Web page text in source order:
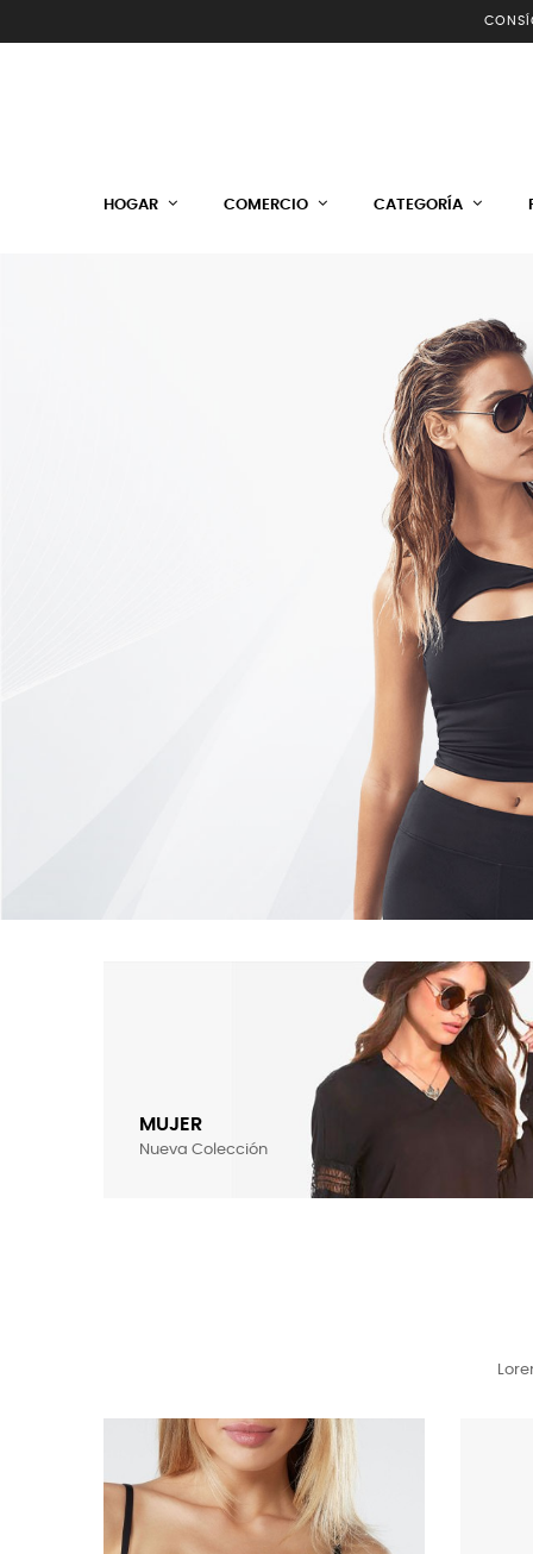
HOGAR COMERCIO CATEGORÍA
MUJER
Nueva Colección